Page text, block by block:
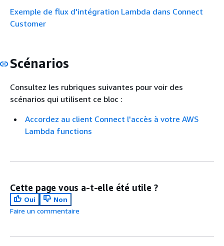
Exemple de flux d'intégration Lambda dans Connect
Customer
Scénarios
Consultez les rubriques suivantes pour voir des
scénarios qui utilisent ce bloc :
Accordez au client Connect l'accès à votre AWS
Lambda functions
Cette page vous a-t-elle été utile ?
Oui
Non
Faire un commentaire